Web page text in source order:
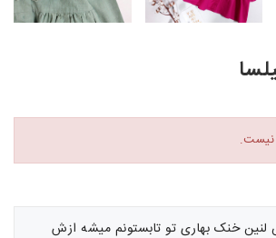
خنک بهاری تو تابستونم میشه ازش